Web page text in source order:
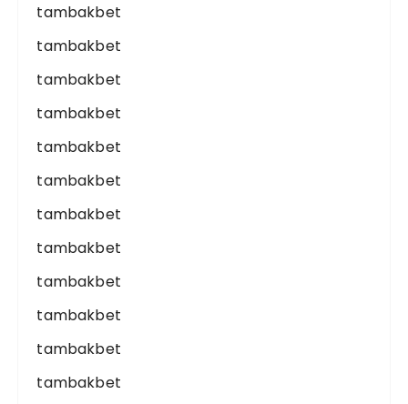
tambakbet
tambakbet
tambakbet
tambakbet
tambakbet
tambakbet
tambakbet
tambakbet
tambakbet
tambakbet
tambakbet
tambakbet